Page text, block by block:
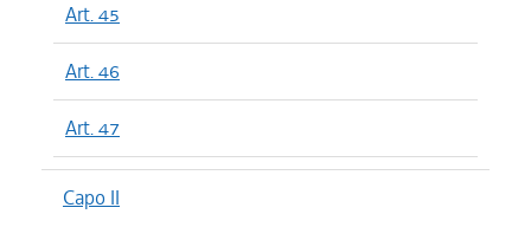
Art. 45
Art. 46
Art. 47
Capo II